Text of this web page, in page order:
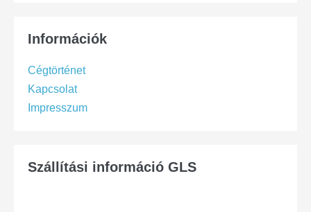
Információk
Cégtörténet
Kapcsolat
Impresszum
Szállítási információ GLS